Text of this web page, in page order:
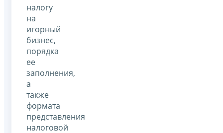
налогу
на
игорный
бизнес,
порядка
ее
заполнения,
а
также
формата
представления
налоговой